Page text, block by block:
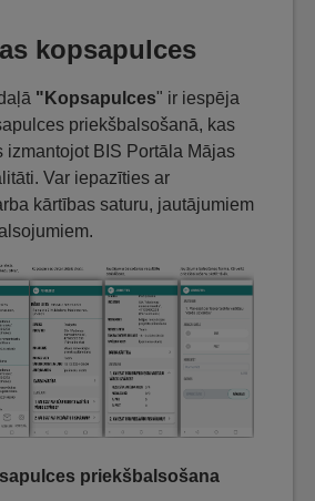
kopsapulces
"Kopsapulces" ir iespēja
priekšbalsošanā, kas
izmantojot BIS Portāla Mājas
Var iepazīties ar
kārtības saturu, jautājumiem
priekšbalsošana